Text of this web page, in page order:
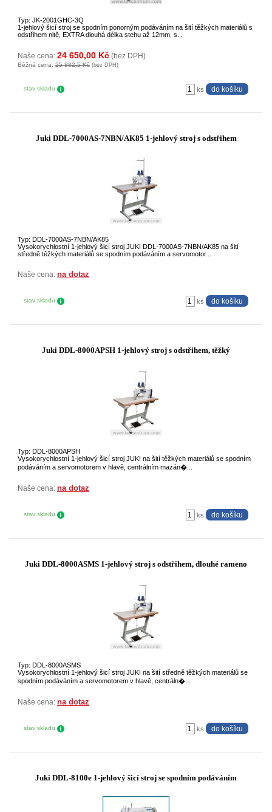
Typ: JK-2001GHC-3Q
1-jehlový šicí stroj se spodním ponorným podáváním na šití těžkých materiálů s
odstřihem nitě, EXTRA dlouhá délka stehu až 12mm, s...
Naše cena: 24 650,00 Kč (bez DPH)
Běžná cena: 25 882,5 Kč (bez DPH)
stav skladu ks
Juki DDL-7000AS-7NBN/AK85 1-jehlový stroj s odstřihem
Typ: DDL-7000AS-7NBN/AK85
Vysokorychlostní 1-jehlový šicí stroj JUKI DDL-7000AS-7NBN/AK85 na šití
středně těžkých materiálů se spodním podáváním a servomotor...
Naše cena: na dotaz
stav skladu ks
Juki DDL-8000APSH 1-jehlový stroj s odstřihem, těžký
Typ: DDL-8000APSH
Vysokorychlostní 1-jehlový šicí stroj JUKI na šití těžkých materiálů se spodním
podáváním a servomotorem v hlavě, centrálním mazán�...
Naše cena: na dotaz
stav skladu ks
Juki DDL-8000ASMS 1-jehlový stroj s odstřihem, dlouhé rameno
Typ: DDL-8000ASMS
Vysokorychlostní 1-jehlový šicí stroj JUKI na šití středně těžkých materiálů se
spodním podáváním a servomotorem v hlavě, centráln�...
Naše cena: na dotaz
stav skladu ks
Juki DDL-8100e 1-jehlový šicí stroj se spodním podáváním